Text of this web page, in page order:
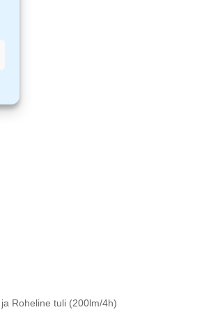
Roheline tuli (200lm/4h)